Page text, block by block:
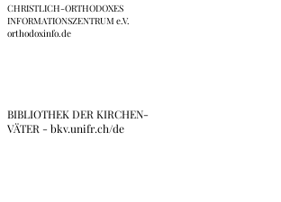
CHRISTLICH-ORTHODOXES
INFORMATIONSZENTRUM e.V.
orthodoxinfo.de
BIBLIOTHEK DER KIRCHEN-
VÄTER - bkv.unifr.ch/de